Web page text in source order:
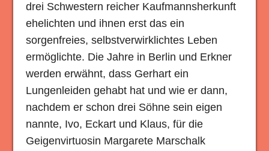
drei Schwestern reicher Kaufmannsherkunft
ehelichten und ihnen erst das ein
sorgenfreies, selbstverwirklichtes Leben
ermöglichte. Die Jahre in Berlin und Erkner
werden erwähnt, dass Gerhart ein
Lungenleiden gehabt hat und wie er dann,
nachdem er schon drei Söhne sein eigen
nannte, Ivo, Eckart und Klaus, für die
Geigenvirtuosin Margarete Marschalk